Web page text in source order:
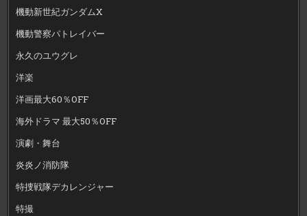
機動新世紀ガンダムX
機動警察パトレイバー
永久のユウグレ
洋楽
洋画最大60％OFF
海外ドラマ 最大50％OFF
演劇・舞台
炎炎ノ消防隊
特捜戦隊デカレンジャー
特撮